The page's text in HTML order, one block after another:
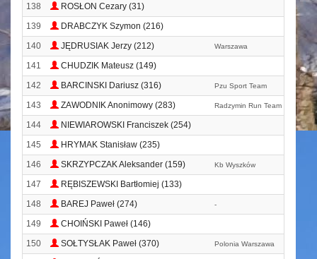
138
ROSŁON Cezary (31)
139
DRABCZYK Szymon (216)
140
JĘDRUSIAK Jerzy (212) Warszawa
141
CHUDZIK Mateusz (149)
142
BARCINSKI Dariusz (316) Pzu Sport Team
143 ZAWODNIK Anonimowy (283) Radzymin Run Team
144
NIEWIAROWSKI Franciszek (254)
145
HRYMAK Stanisław (235)
146
SKRZYPCZAK Aleksander (159) Kb Wyszków
147
RĘBISZEWSKI Bartłomiej (133)
148
BAREJ Paweł (274) -
149
CHOIŃSKI Paweł (146)
150
SOŁTYSŁAK Paweł (370) Polonia Warszawa